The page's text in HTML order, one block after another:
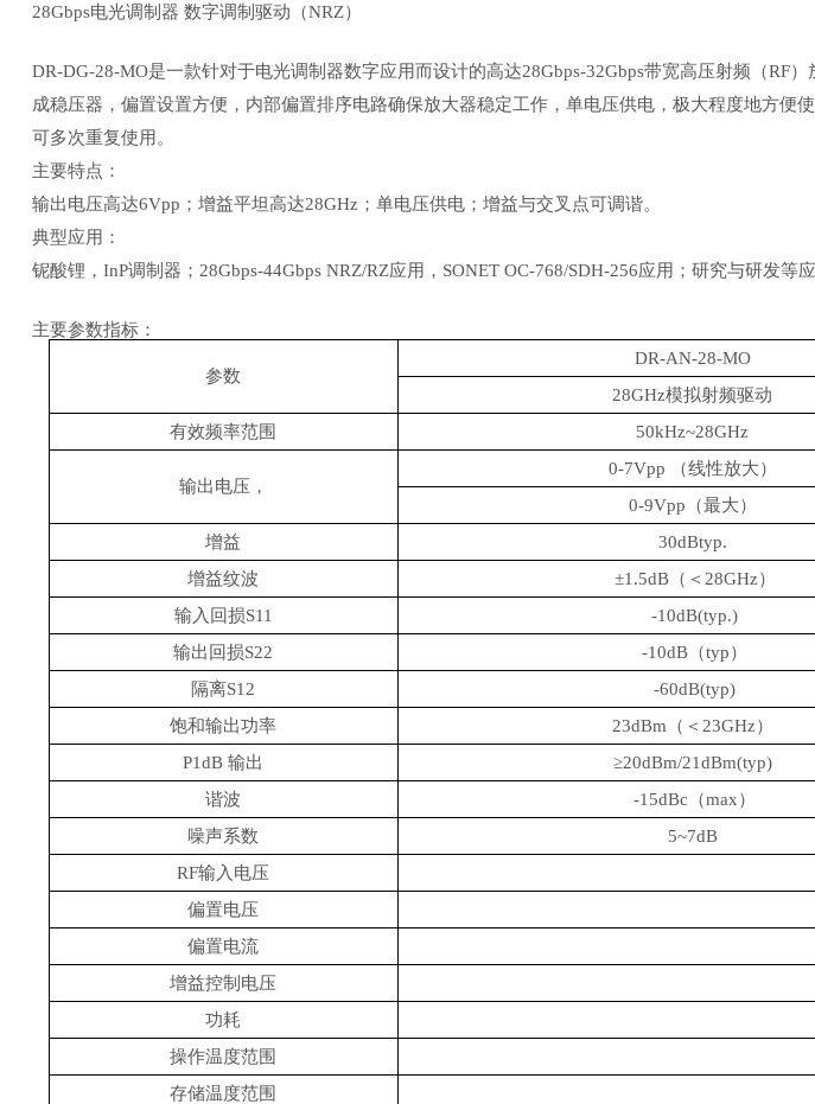
28Gbps电光调制器 数字调制驱动（NRZ）
DR-DG-28-MO是一款针对于电光调制器数字应用而设计的高达28Gbps-32Gbps带宽高压射频（
成稳压器，偏置设置方便，内部偏置排序电路确保放大器稳定工作，单电压供电，极大程度地方
可多次重复使用。
主要特点：
输出电压高达6Vpp；增益平坦高达28GHz；单电压供电；增益与交叉点可调谐。
典型应用：
铌酸锂，InP调制器；28Gbps-44Gbps NRZ/RZ应用，SONET OC-768/SDH-256应用；研究与研发等
主要参数指标：
参数
DR-AN-28-MO
28GHz模拟射频驱动
有效频率范围
50kHz~28GHz
输出电压，
0-7Vpp （线性放大）
0-9Vpp（最大）
增益
30dBtyp.
增益纹波
±1.5dB（＜28GHz）
输入回损S11
-10dB(typ.)
输出回损S22
-10dB（typ）
隔离S12
-60dB(typ)
饱和输出功率
23dBm（＜23GHz）
P1dB 输出
≥20dBm/21dBm(typ)
谐波
-15dBc（max）
噪声系数
5~7dB
RF输入电压
偏置电压
偏置电流
增益控制电压
功耗
操作温度范围
存储温度范围